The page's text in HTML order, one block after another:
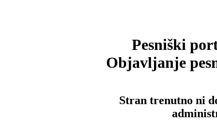
Pesniški
Objavljanje
Stran trenutno ni